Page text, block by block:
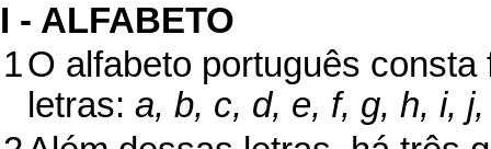
I - ALFABETO
1O alfabeto português
letras: a, b, c, d, e, f, g, h, i,